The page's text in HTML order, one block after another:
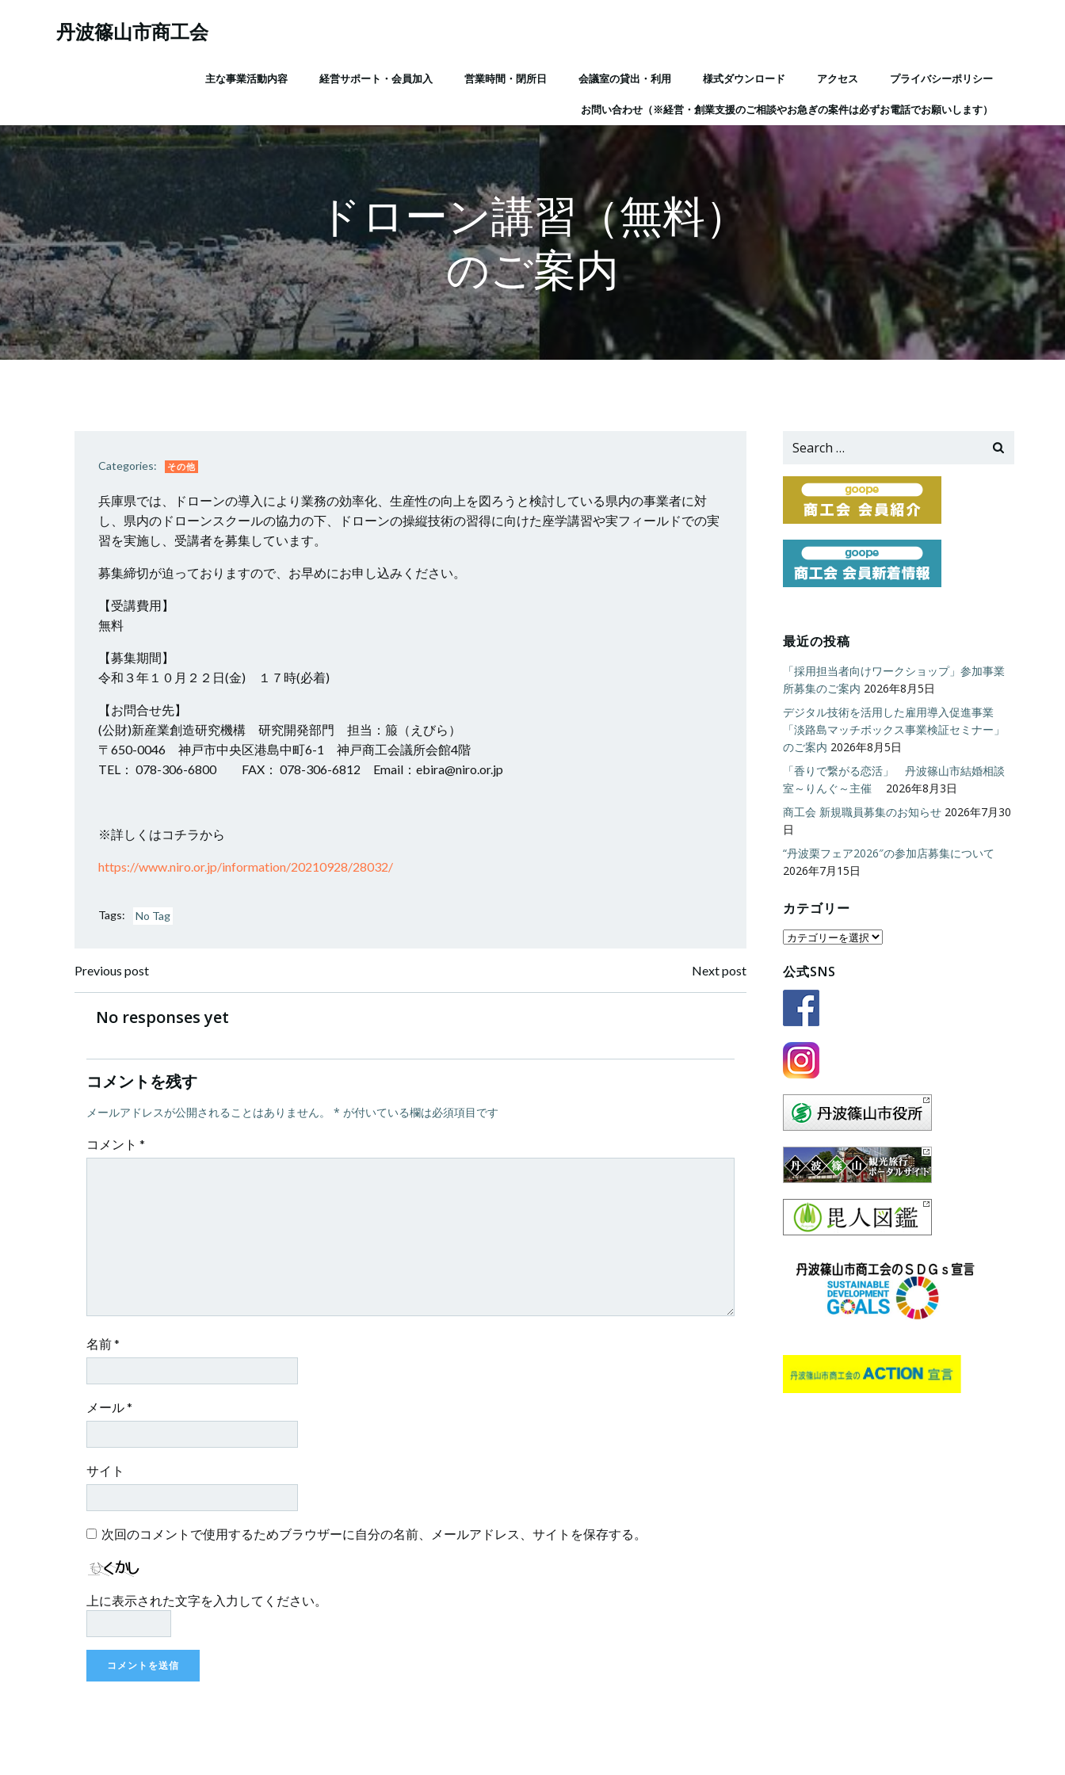
ス
キ
丹波篠山市商工会
主な事業活動内容 経営サポート・会員加入 営業時間・閉所日 会議室の貸出・利用 様式ダウンロード アクセス プライバシーポリシー
お問い合わせ（※経営・創業支援のご相談やお急ぎの案件は必ずお電話でお願いします）
ドローン講習（無料）
のご案内
Categories: その他
兵庫県では、ドローンの導入により業務の効率化、生産性の向上を図ろうと検討している県内の事業者に対
し、県内のドローンスクールの協力の下、ドローンの操縦技術の習得に向けた座学講習や実フィールドでの実
習を実施し、受講者を募集しています。
募集締切が迫っておりますので、お早めにお申し込みください。
【受講費用】
無料
【募集期間】
令和３年１０月２２日(金) １７時(必着)
【お問合せ先】
(公財)新産業創造研究機構 研究開発部門 担当：箙（えびら）
〒650-0046 神戸市中央区港島中町6-1 神戸商工会議所会館4階
TEL： 078-306-6800 FAX： 078-306-6812 Email：ebira@niro.or.jp
※詳しくはコチラから
https://www.niro.or.jp/information/20210928/28032/
Tags: No Tag
投
稿
ナ
ビ
ゲ
ー
Previous post
ナ
ゲ
ー
Next post
No responses yet
コメントを残す
メールアドレスが公開されることはありません。 * が付いている欄は必須項目です
コメント *
名前*
メール*
サイト
次回のコメントで使用するためブラウザーに自分の名前、メールアドレス、サイトを保存する。
上に表示された文字を入力してください。
Search
最近の投稿
「採用担当者向けワークショップ」参加事業
所募集のご案内 2026年8月5日
デジタル技術を活用した雇用導入促進事業
「淡路島マッチボックス事業検証セミナー」
のご案内 2026年8月5日
「香りで繋がる恋活」 丹波篠山市結婚相談
室～りんぐ～主催
2026年8月3日
商工会 新規職員募集のお知らせ 2026年7月30
日
“丹波栗フェア2026″の参加店募集について
2026年7月15日
カテゴリー
カ
ゴ
リ
公式SNS